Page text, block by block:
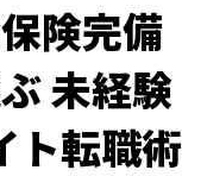
険完備
未経験
ト転職術